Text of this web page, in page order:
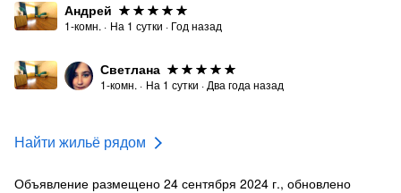
Андрей
1-комн. · На 1 сутки · Год назад
Светлана
1-комн. · На 1 сутки · Два года назад
Найти жильё рядом
Объявление размещено 24 сентября 2024 г., обновлено